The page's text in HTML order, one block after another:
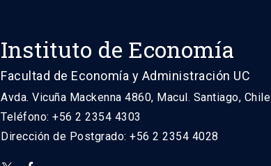
Instituto de Economía
Facultad de Economía y Administración UC
Avda. Vicuña Mackenna 4860, Macul. Santiago, Chile
Teléfono: +56 2 2354 4303
Dirección de Postgrado: +56 2 2354 4028